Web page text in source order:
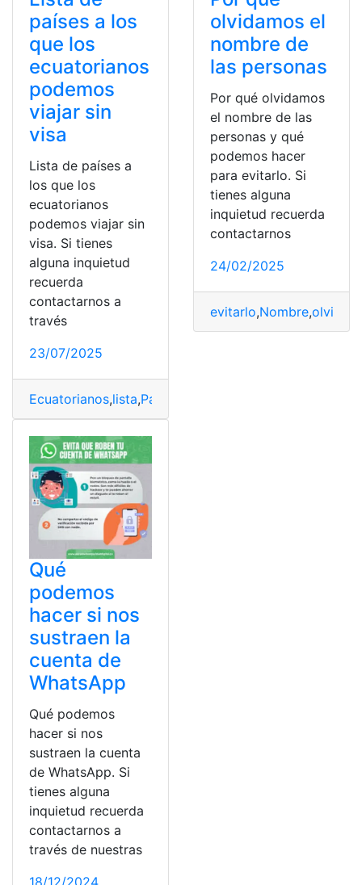
países a los
que los
ecuatorianos
podemos
viajar sin
visa
Lista de países a
los que los
ecuatorianos
podemos viajar sin
visa. Si tienes
alguna inquietud
recuerda
contactarnos a
través
23/07/2025
Ecuatorianos,lista,Países
olvidamos el
nombre de
las personas
Por qué olvidamos
el nombre de las
personas y qué
podemos hacer
para evitarlo. Si
tienes alguna
inquietud recuerda
contactarnos
24/02/2025
evitarlo,Nombre,
Qué
podemos
hacer si nos
sustraen la
cuenta de
WhatsApp
Qué podemos
hacer si nos
sustraen la cuenta
de WhatsApp. Si
tienes alguna
inquietud recuerda
contactarnos a
través de nuestras